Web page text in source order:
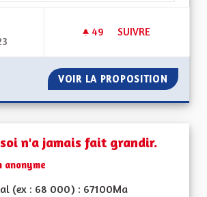
49 49 ABONNÉS
SUIVRE
VOIR LA PROPOSITION LE
n'a jamais fait grandir.
anonyme
(ex : 68 000) : 67100Ma